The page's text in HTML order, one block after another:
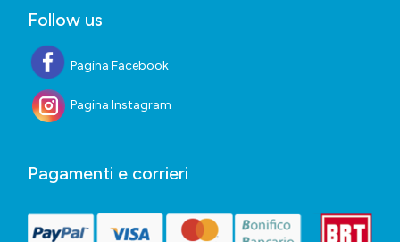
Follow us
Pagina Facebook
Pagina Instagram
Pagamenti e corrieri